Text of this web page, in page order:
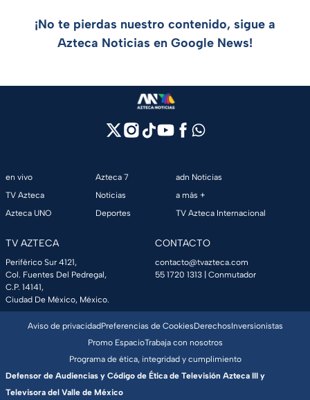
¡No te pierdas nuestro contenido, sigue a
Azteca Noticias en Google News!
en vivo
TV Azteca
Azteca UNO
Azteca 7
Noticias
Deportes
adn Noticias
a más +
TV Azteca Internacional
TV AZTECA
Periférico Sur 4121,
Col. Fuentes Del Pedregal,
C.P. 14141,
Ciudad De México, México.
CONTACTO
contacto@tvazteca.com
55 1720 1313 | Conmutador
Aviso de privacidadPreferencias de CookiesDerechosInversionistas
Promo EspacioTrabaja con nosotros
Programa de ética, integridad y cumplimiento
Defensor de Audiencias y Código de Ética de Televisión Azteca III y
Televisora del Valle de México